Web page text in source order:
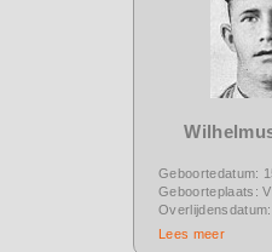
Geboortedatum:
Geboorteplaats:
Lees meer